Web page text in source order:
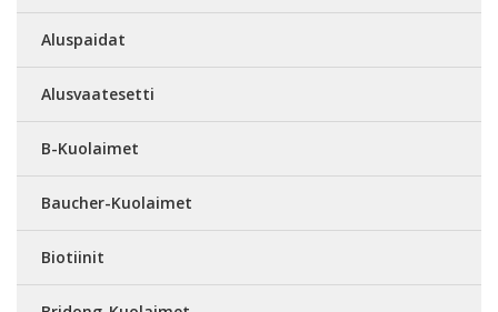
Aluspaidat
Alusvaatesetti
B-Kuolaimet
Baucher-Kuolaimet
Biotiinit